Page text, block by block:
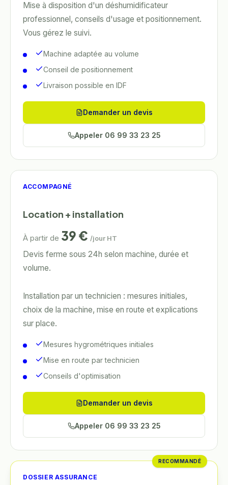
Mise à disposition d'un déshumidificateur
professionnel, conseils d'usage et positionnement.
Vous gérez le suivi.
Machine adaptée au volume
Conseil de positionnement
Livraison possible en IDF
Demander un devis
Appeler 06 99 33 23 25
ACCOMPAGNÉ
Location + installation
À partir de 39 € /jour HT
Devis ferme sous 24h selon machine, durée et
volume.
Installation par un technicien : mesures initiales,
choix de la machine, mise en route et explications
sur place.
Mesures hygrométriques initiales
Mise en route par technicien
Conseils d'optimisation
Demander un devis
Appeler 06 99 33 23 25
RECOMMANDÉ
DOSSIER ASSURANCE